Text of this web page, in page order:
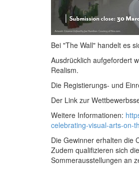
Bei "The Wall" handelt es
Ausdrücklich aufgefordert
Realism.
Die Registierungs- und
Der Link zur
Weitere Informationen:
celebrating-visual-arts-on-
Die Gewinner erhalten die
Zudem qualifizieren sich
Sommerausstellungen an